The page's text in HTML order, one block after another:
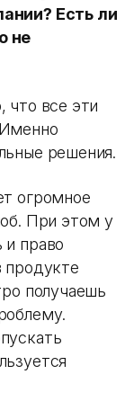
Есть ли
не
что все эти
решения.
огромное
При этом у
и право
продукте
получаешь